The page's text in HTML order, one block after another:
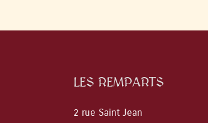
LES REMPARTS
2 rue Saint Jean